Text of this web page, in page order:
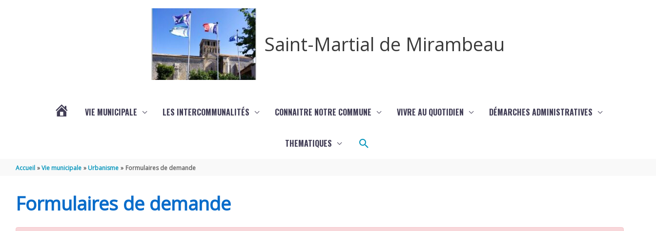
Saint-Martial de Mirambeau
VIE MUNICIPALE LES INTERCOMMUNALITÉS CONNAITRE NOTRE COMMUNE VIVRE AU QUOTIDIEN DÉMARCHES ADMINISTRATIVES
THEMATIQUES Rechercher
Accueil Vie municipale Urbanisme Formulaires de demande
Formulaires de demande